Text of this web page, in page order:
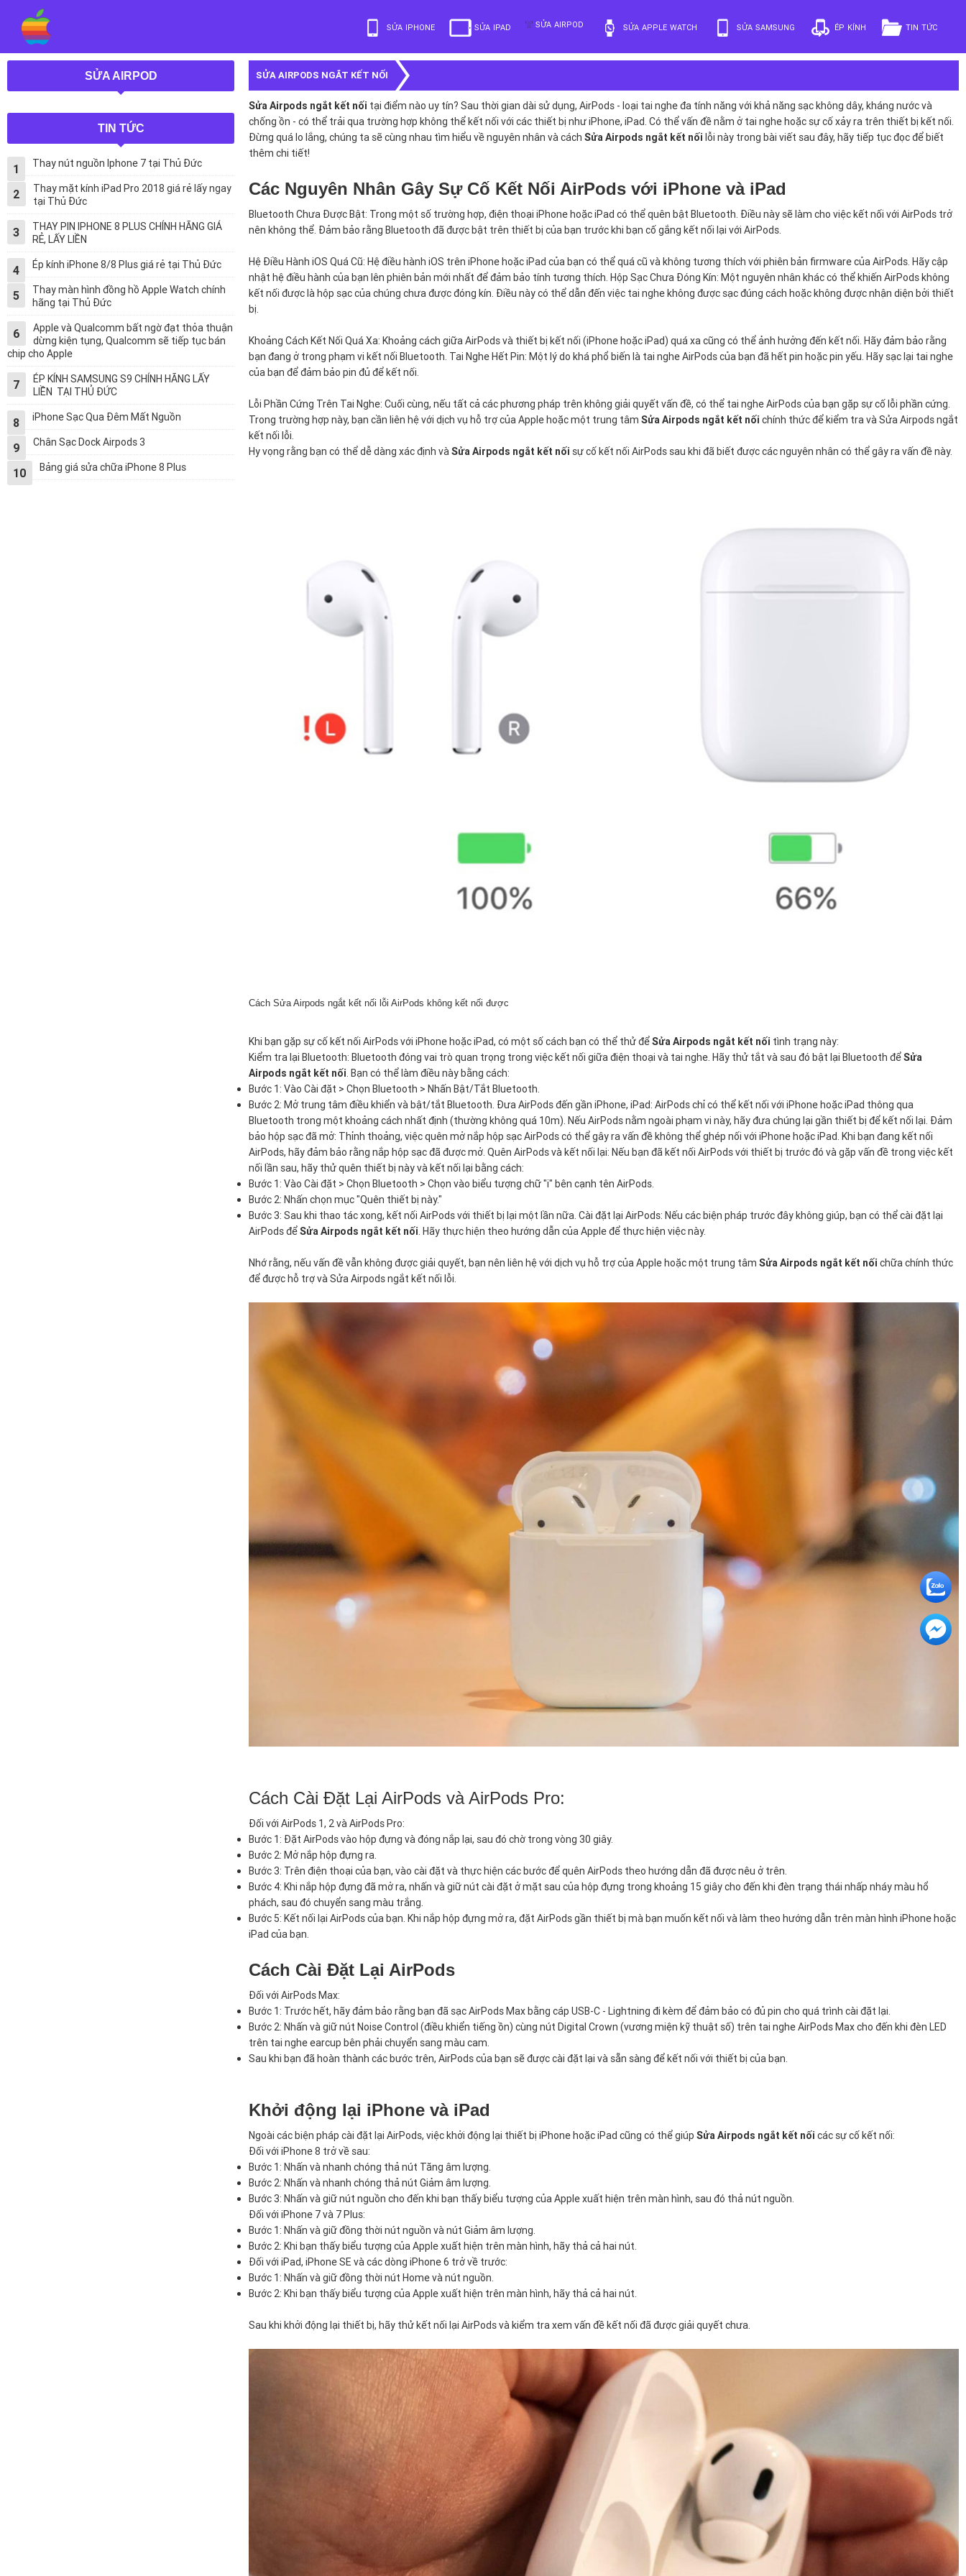
SỬA IPHONE SỬA IPAD SỬA AIRPOD SỬA APPLE WATCH SỬA SAMSUNG ÉP KÍNH TIN TỨC
SỬA AIRPOD
TIN TỨC
1 Thay nút nguồn Iphone 7 tại Thủ Đức
2
Thay mặt kính iPad Pro 2018 giá rẻ lấy ngay
tại Thủ Đức
3
THAY PIN IPHONE 8 PLUS CHÍNH HÃNG GIÁ
RẺ, LẤY LIỀN
4 Ép kính iPhone 8/8 Plus giá rẻ tại Thủ Đức
5
Thay màn hình đồng hồ Apple Watch chính
hãng tại Thủ Đức
6
Apple và Qualcomm bất ngờ đạt thỏa thuận
dừng kiện tụng, Qualcomm sẽ tiếp tục bán
chip cho Apple
7
ÉP KÍNH SAMSUNG S9 CHÍNH HÃNG LẤY
LIỀN TẠI THỦ ĐỨC
8 iPhone Sạc Qua Đêm Mất Nguồn
9 Chân Sạc Dock Airpods 3
10 Bảng giá sửa chữa iPhone 8 Plus
SỬA AIRPODS NGẮT KẾT NỐI
Sửa Airpods ngắt kết nối tại điểm nào uy tín? Sau thời gian dài sử dụng, AirPods - loại tai nghe đa tính năng với khả năng sạc không dây, kháng nước và
chống ồn - có thể trải qua trường hợp không thể kết nối với các thiết bị như iPhone, iPad. Có thể vấn đề nằm ở tai nghe hoặc sự cố xảy ra trên thiết bị kết nối.
Đừng quá lo lắng, chúng ta sẽ cùng nhau tìm hiểu về nguyên nhân và cách Sửa Airpods ngắt kết nối lỗi này trong bài viết sau đây, hãy tiếp tục đọc để biết
thêm chi tiết!
Các Nguyên Nhân Gây Sự Cố Kết Nối AirPods với iPhone và iPad
Bluetooth Chưa Được Bật: Trong một số trường hợp, điện thoại iPhone hoặc iPad có thể quên bật Bluetooth. Điều này sẽ làm cho việc kết nối với AirPods trở
nên không thể. Đảm bảo rằng Bluetooth đã được bật trên thiết bị của bạn trước khi bạn cố gắng kết nối lại với AirPods.
Hệ Điều Hành iOS Quá Cũ: Hệ điều hành iOS trên iPhone hoặc iPad của bạn có thể quá cũ và không tương thích với phiên bản firmware của AirPods. Hãy cập
nhật hệ điều hành của bạn lên phiên bản mới nhất để đảm bảo tính tương thích. Hộp Sạc Chưa Đóng Kín: Một nguyên nhân khác có thể khiến AirPods không
kết nối được là hộp sạc của chúng chưa được đóng kín. Điều này có thể dẫn đến việc tai nghe không được sạc đúng cách hoặc không được nhận diện bởi thiết
bị.
Khoảng Cách Kết Nối Quá Xa: Khoảng cách giữa AirPods và thiết bị kết nối (iPhone hoặc iPad) quá xa cũng có thể ảnh hưởng đến kết nối. Hãy đảm bảo rằng
bạn đang ở trong phạm vi kết nối Bluetooth. Tai Nghe Hết Pin: Một lý do khá phổ biến là tai nghe AirPods của bạn đã hết pin hoặc pin yếu. Hãy sạc lại tai nghe
của bạn để đảm bảo pin đủ để kết nối.
Lỗi Phần Cứng Trên Tai Nghe: Cuối cùng, nếu tất cả các phương pháp trên không giải quyết vấn đề, có thể tai nghe AirPods của bạn gặp sự cố lỗi phần cứng.
Trong trường hợp này, bạn cần liên hệ với dịch vụ hỗ trợ của Apple hoặc một trung tâm Sửa Airpods ngắt kết nối chính thức để kiểm tra và Sửa Airpods ngắt
kết nối lỗi.
Hy vọng rằng bạn có thể dễ dàng xác định vàSửa Airpods ngắt kết nối sự cố kết nối AirPods sau khi đã biết được các nguyên nhân có thể gây ra vấn đề này.
Cách Sửa Airpods ngắt kết nối lỗi AirPods không kết nối được
Khi bạn gặp sự cố kết nối AirPods với iPhone hoặc iPad, có một số cách bạn có thể thử đểSửa Airpods ngắt kết nối tình trạng này:
Kiểm tra lại Bluetooth: Bluetooth đóng vai trò quan trọng trong việc kết nối giữa điện thoại và tai nghe. Hãy thử tắt và sau đó bật lại Bluetooth đểSửa
Airpods ngắt kết nối. Bạn có thể làm điều này bằng cách:
Bước 1: Vào Cài đặt > Chọn Bluetooth > Nhấn Bật/Tắt Bluetooth.
Bước 2: Mở trung tâm điều khiển và bật/tắt Bluetooth. Đưa AirPods đến gần iPhone, iPad: AirPods chỉ có thể kết nối với iPhone hoặc iPad thông qua
Bluetooth trong một khoảng cách nhất định (thường không quá 10m). Nếu AirPods nằm ngoài phạm vi này, hãy đưa chúng lại gần thiết bị để kết nối lại. Đảm
bảo hộp sạc đã mở: Thỉnh thoảng, việc quên mở nắp hộp sạc AirPods có thể gây ra vấn đề không thể ghép nối với iPhone hoặc iPad. Khi bạn đang kết nối
AirPods, hãy đảm bảo rằng nắp hộp sạc đã được mở. Quên AirPods và kết nối lại: Nếu bạn đã kết nối AirPods với thiết bị trước đó và gặp vấn đề trong việc kết
nối lần sau, hãy thử quên thiết bị này và kết nối lại bằng cách:
Bước 1: Vào Cài đặt > Chọn Bluetooth > Chọn vào biểu tượng chữ "i" bên cạnh tên AirPods.
Bước 2: Nhấn chọn mục "Quên thiết bị này."
Bước 3: Sau khi thao tác xong, kết nối AirPods với thiết bị lại một lần nữa. Cài đặt lại AirPods: Nếu các biện pháp trước đây không giúp, bạn có thể cài đặt lại
AirPods đểSửa Airpods ngắt kết nối. Hãy thực hiện theo hướng dẫn của Apple để thực hiện việc này.
Nhớ rằng, nếu vấn đề vẫn không được giải quyết, bạn nên liên hệ với dịch vụ hỗ trợ của Apple hoặc một trung tâm Sửa Airpods ngắt kết nối chữa chính thức
để được hỗ trợ và Sửa Airpods ngắt kết nối lỗi.
Cách Cài Đặt Lại AirPods và AirPods Pro:
Đối với AirPods 1, 2 và AirPods Pro:
Bước 1: Đặt AirPods vào hộp đựng và đóng nắp lại, sau đó chờ trong vòng 30 giây.
Bước 2: Mở nắp hộp đựng ra.
Bước 3: Trên điện thoại của bạn, vào cài đặt và thực hiện các bước để quên AirPods theo hướng dẫn đã được nêu ở trên.
Bước 4: Khi nắp hộp đựng đã mở ra, nhấn và giữ nút cài đặt ở mặt sau của hộp đựng trong khoảng 15 giây cho đến khi đèn trạng thái nhấp nháy màu hổ
phách, sau đó chuyển sang màu trắng.
Bước 5: Kết nối lại AirPods của bạn. Khi nắp hộp đựng mở ra, đặt AirPods gần thiết bị mà bạn muốn kết nối và làm theo hướng dẫn trên màn hình iPhone hoặc
iPad của bạn.
Cách Cài Đặt Lại AirPods
Đối với AirPods Max:
Bước 1: Trước hết, hãy đảm bảo rằng bạn đã sạc AirPods Max bằng cáp USB-C - Lightning đi kèm để đảm bảo có đủ pin cho quá trình cài đặt lại.
Bước 2: Nhấn và giữ nút Noise Control (điều khiển tiếng ồn) cùng nút Digital Crown (vương miện kỹ thuật số) trên tai nghe AirPods Max cho đến khi đèn LED
trên tai nghe earcup bên phải chuyển sang màu cam.
Sau khi bạn đã hoàn thành các bước trên, AirPods của bạn sẽ được cài đặt lại và sẵn sàng để kết nối với thiết bị của bạn.
Khởi động lại iPhone và iPad
Ngoài các biện pháp cài đặt lại AirPods, việc khởi động lại thiết bị iPhone hoặc iPad cũng có thể giúp Sửa Airpods ngắt kết nối các sự cố kết nối:
Đối với iPhone 8 trở về sau:
Bước 1: Nhấn và nhanh chóng thả nút Tăng âm lượng.
Bước 2: Nhấn và nhanh chóng thả nút Giảm âm lượng.
Bước 3: Nhấn và giữ nút nguồn cho đến khi bạn thấy biểu tượng của Apple xuất hiện trên màn hình, sau đó thả nút nguồn.
Đối với iPhone 7 và 7 Plus:
Bước 1: Nhấn và giữ đồng thời nút nguồn và nút Giảm âm lượng.
Bước 2: Khi bạn thấy biểu tượng của Apple xuất hiện trên màn hình, hãy thả cả hai nút.
Đối với iPad, iPhone SE và các dòng iPhone 6 trở về trước:
Bước 1: Nhấn và giữ đồng thời nút Home và nút nguồn.
Bước 2: Khi bạn thấy biểu tượng của Apple xuất hiện trên màn hình, hãy thả cả hai nút.
Sau khi khởi động lại thiết bị, hãy thử kết nối lại AirPods và kiểm tra xem vấn đề kết nối đã được giải quyết chưa.